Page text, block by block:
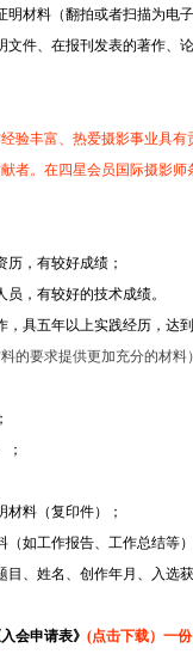
明材料（翻拍或者扫描为电
件、在报刊发表的著作、
验丰富、热爱摄影事业具
者。在四星会员国际摄影
历，有较好成绩；
，有较好的技术成绩。
，具五年以上实践经历，达
的要求提供更加充分的材料
；
料（复印件）；
（如工作报告、工作总结等
、姓名、创作年月、入选
入会申请表》 (点击下载）一